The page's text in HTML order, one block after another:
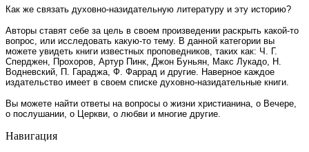
Как же связать духовно-назидательную литературу и эту историю?
Авторы ставят себе за цель в своем произведении раскрыть какой-то
вопрос, или исследовать какую-то тему. В данной категории вы
можете увидеть книги известных проповедников, таких как: Ч. Г.
Сперджен, Прохоров, Артур Пинк, Джон Буньян, Макс Лукадо, Н.
Водневский, П. Гараджа, Ф. Фаррад и другие. Наверное каждое
издательство имеет в своем списке духовно-назидательные книги.
Вы можете найти ответы на вопросы о жизни христианина, о Вечере,
о послушании, о Церкви, о любви и многие другие.
Навигация